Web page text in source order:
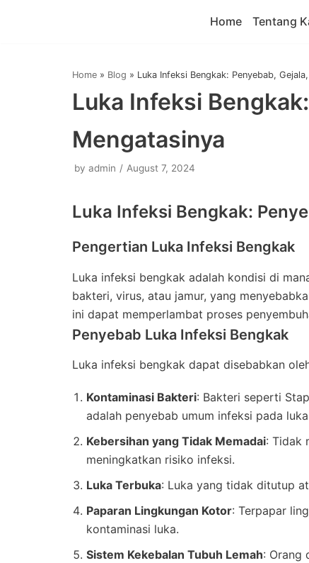
Home Tentang
Home » Blog » Luka Infeksi Bengkak: Penyebab,
Luka Infeksi
Mengatasinya
by admin August 7, 2024
Luka Infeksi Bengkak:
Pengertian Luka Infeksi Bengkak
Luka infeksi bengkak adalah kondisi di
bakteri, virus, atau jamur, yang
ini dapat memperlambat proses
Penyebab Luka Infeksi Bengkak
Luka infeksi bengkak dapat disebabkan
Kontaminasi Bakteri: Bakteri seperti
adalah penyebab umum infeksi pada
Kebersihan yang Tidak Memadai: Tidak
meningkatkan risiko infeksi.
Luka Terbuka: Luka yang tidak ditutup
Paparan Lingkungan Kotor: Terpapar
kontaminasi luka.
Sistem Kekebalan Tubuh Lemah: Orang